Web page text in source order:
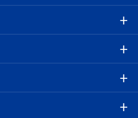
ド
もてなしガイド
クラブ）
ト